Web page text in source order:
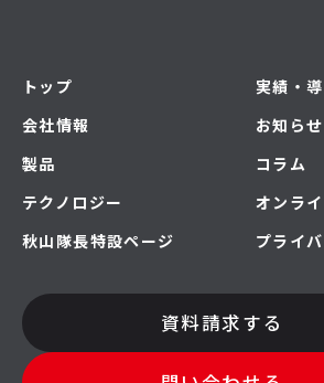
トップ
会社情報
製品
テクノロジー
秋山隊長特設ページ
実績・
お知らせ
コラム
オンラ
プライ
資料請求する